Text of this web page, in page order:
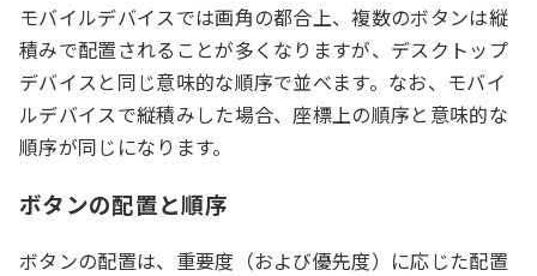
モバイルデバイスでは画角の都合上、複数のボタンは縦
積みで配置されることが多くなりますが、デスクトップ
デバイスと同じ意味的な順序で並べます。なお、モバイ
ルデバイスで縦積みした場合、座標上の順序と意味的な
順序が同じになります。
ボタンの配置と順序
ボタンの配置は、重要度（および優先度）に応じた配置